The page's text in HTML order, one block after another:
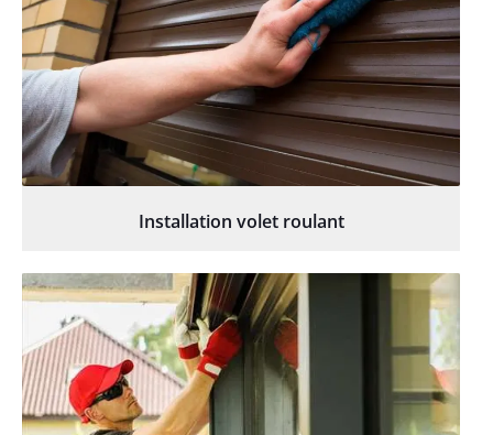
Installation volet roulant